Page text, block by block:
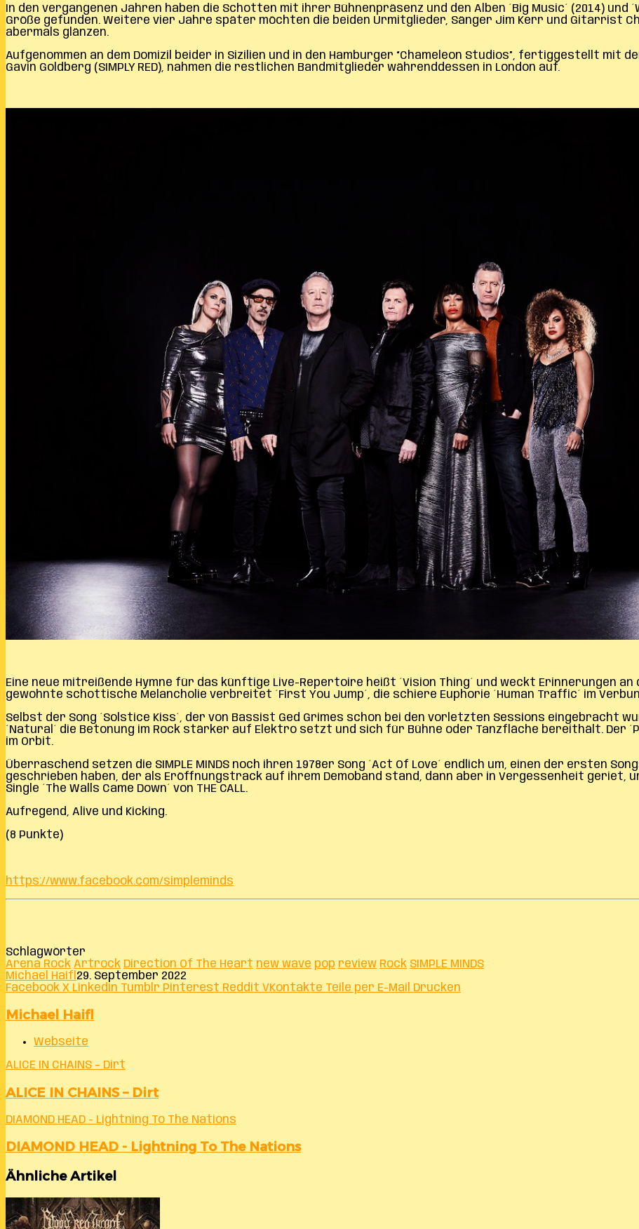
In den vergangenen Jahren haben die Schotten mit ihrer Bühnenpräsenz und den Alben ´Big Music´ (2014) und
Größe gefunden. Weitere vier Jahre später möchten die beiden Urmitglieder, Sänger Jim Kerr und Gitarrist
abermals glänzen.
Aufgenommen an dem Domizil beider in Sizilien und in den Hamburger “Chameleon Studios”, fertiggestellt mit
Gavin Goldberg (SIMPLY RED), nahmen die restlichen Bandmitglieder währenddessen in London auf.
Eine neue mitreißende Hymne für das künftige Live-Repertoire heißt ´Vision Thing´ und weckt Erinnerungen an
gewohnte schottische Melancholie verbreitet ´First You Jump´, die schiere Euphorie ´Human Traffic´ im Verbund
Selbst der Song ´Solstice Kiss´, der von Bassist Ged Grimes schon bei den vorletzten Sessions eingebracht
´Natural´ die Betonung im Rock stärker auf Elektro setzt und sich für Bühne oder Tanzfläche bereithält. Der
im Orbit.
Überraschend setzen die SIMPLE MINDS noch ihren 1978er Song ´Act Of Love´ endlich um, einen der ersten
geschrieben haben, der als Eröffnungstrack auf ihrem Demoband stand, dann aber in Vergessenheit geriet,
Single ´The Walls Came Down´ von THE CALL.
Aufregend, Alive und Kicking.
(8 Punkte)
https://www.facebook.com/simpleminds
Schlagwörter
Arena Rock Artrock Direction Of The Heart new wave pop review Rock SIMPLE MINDS
Michael Haifl 29. September 2022
Facebook X LinkedIn Tumblr Pinterest Reddit VKontakte Teile per E-Mail Drucken
Michael Haifl
Webseite
ALICE IN CHAINS – Dirt
ALICE IN CHAINS – Dirt
DIAMOND HEAD - Lightning To The Nations
DIAMOND HEAD - Lightning To The Nations
Ähnliche Artikel